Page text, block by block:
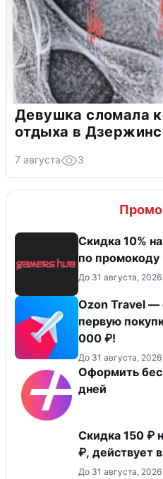
Девушка сломала
отдыха в
7 августа 3
Скидка 10%
по
До 31 августа, 2026
Ozon Travel —
первую
000 ₽!
До 31 августа, 2026
Оформить
дней
Скидка 150 ₽
₽, действует
До 31 августа, 2026